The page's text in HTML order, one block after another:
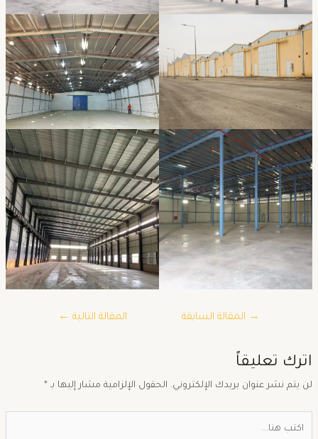
→المقالة السابقة المقالة التالية←
تعليقاً
يتم نشر عنوان بريدك الإلكتروني. الحقول الإلزامية مشار إليها بـ *